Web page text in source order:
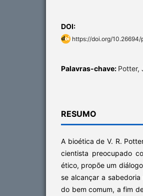
DOI:
https://doi.org/10.26694/
Palavras-chave: Potter,
RESUMO
A bioética de V. R.
cientista preocupado
ético, propõe um
se alcançar a
do bem comum, a fim